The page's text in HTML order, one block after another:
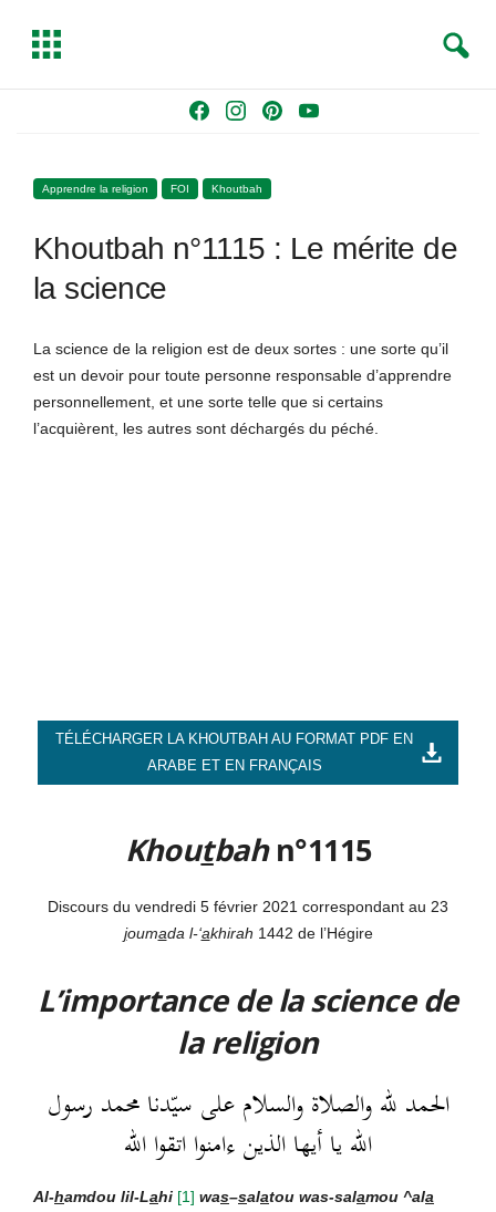
e
o
t
g
Y
b
T
g
e
a
Apprendre la religion FOI Khoutbah
Khoutbah n°1115 : Le mérite de
la science
La science de la religion est de deux sortes : une sorte qu’il
est un devoir pour toute personne responsable d’apprendre
personnellement, et une sorte telle que si certains
l’acquièrent, les autres sont déchargés du péché.
TÉLÉCHARGER LA KHOUTBAH AU FORMAT PDF EN
ARABE ET EN FRANÇAIS
Khoutbahn°1115
Discours du vendredi 5 février 2021 correspondant au 23
joumada l-‘akhirah 1442 de l’Hégire
L’importance de la science de
la religion
الحمد لله والصلاة والسلام على سيّدنا محمد رسول
الله يا أيها الذين ءامنوا اتقوا الله
Al-hamdou lil-Lahi [1] was–salatou was-salamou ^ala